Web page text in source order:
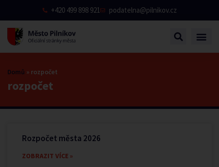
+420 499 898 921 podatelna@pilnikov.cz
rozpočet
Domů » rozpočet
Rozpočet města 2026
ZOBRAZIT VÍCE »